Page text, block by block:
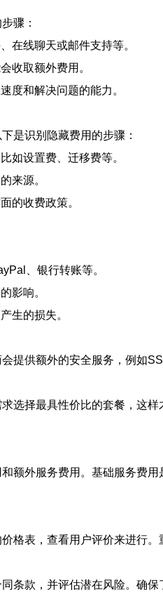
骤：
在线聊天或邮件支持等。
收取额外费用。
度和解决问题的能力。
是识别隐藏费用的步骤：
如设置费、迁移费等。
来源。
的收费政策。
、银行转账等。
影响。
生的损失。
提供额外的安全服务，例如
选择最具性价比的套餐，这样
额外服务费用。基础服务费
格表，查看用户评价来进行
条款，并评估潜在风险。确保